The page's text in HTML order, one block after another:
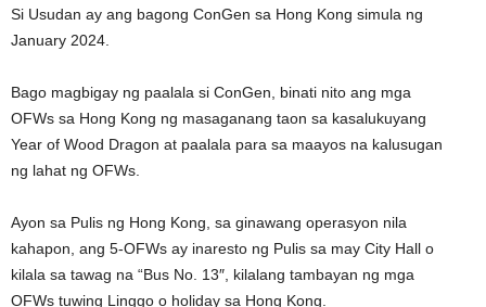
Si Usudan ay ang bagong ConGen sa Hong Kong simula ng
January 2024.
Bago magbigay ng paalala si ConGen, binati nito ang mga
OFWs sa Hong Kong ng masaganang taon sa kasalukuyang
Year of Wood Dragon at paalala para sa maayos na kalusugan
ng lahat ng OFWs.
Ayon sa Pulis ng Hong Kong, sa ginawang operasyon nila
kahapon, ang 5-OFWs ay inaresto ng Pulis sa may City Hall o
kilala sa tawag na “Bus No. 13″, kilalang tambayan ng mga
OFWs tuwing Linggo o holiday sa Hong Kong.